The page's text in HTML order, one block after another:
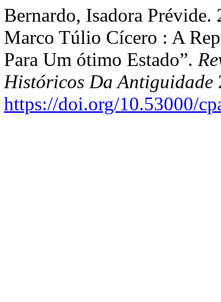
Bernardo, Isadora
Marco Túlio Cícero : A
Para Um ótimo Estado”.
Históricos Da Antiguidade
https://doi.org/10.53000/